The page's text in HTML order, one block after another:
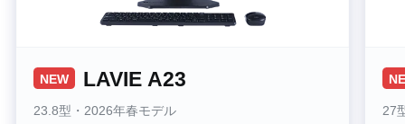
NEW LAVIE A23
23.8型・2026年春モデル 27